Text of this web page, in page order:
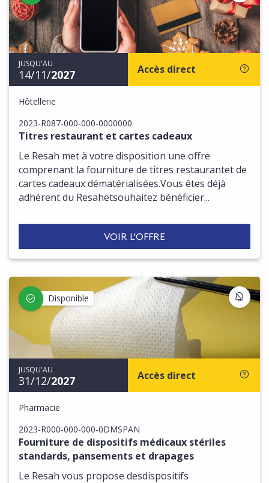
JUSQU'AU
14/11/2027 Accès direct
Hôtellerie
2023-R087-000-000-0000000
Titres restaurant et cartes cadeaux
Le Resah met à votre disposition une offre
comprenant la fourniture de titres restaurantet de
cartes cadeaux dématérialisées.Vous êtes déjà
adhérent du Resahetsouhaitez bénéficier...
VOIR L'OFFRE
Disponible
JUSQU'AU
31/12/2027 Accès direct
Pharmacie
2023-R000-000-000-0DMSPAN
Fourniture de dispositifs médicaux stériles
standards, pansements et drapages
Le Resah vous propose desdispositifs